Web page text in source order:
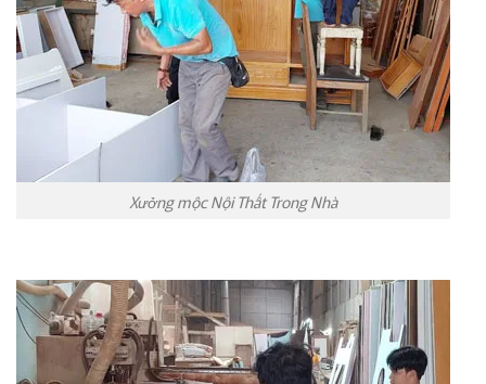
Xưởng mộc Nội Thất Trong Nhà